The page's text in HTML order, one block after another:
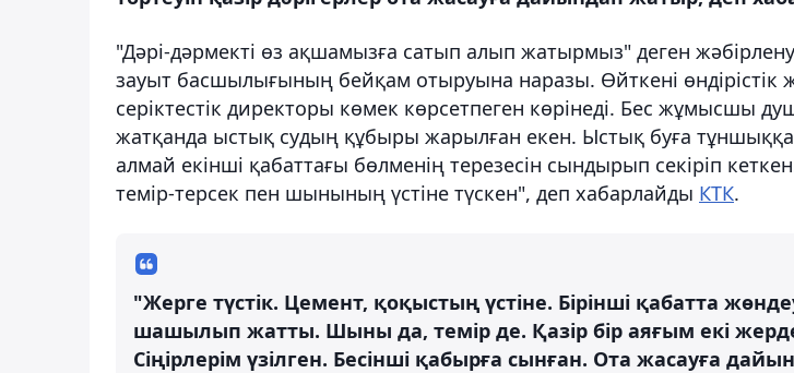
"Дәрі-дәрмекті өз ақшамызға сатып алып жатырмыз" деген
зауыт басшылығының бейқам отыруына наразы. Өйткені өндірістік
серіктестік директоры көмек көрсетпеген көрінеді. Бес жұмысшы
жатқанда ыстық судың құбыры жарылған екен. Ыстық буға
алмай екінші қабаттағы бөлменің терезесін сындырып секіріп
темір-терсек пен шынының үстіне түскен", деп хабарлайды КТК.
"Жерге түстік. Цемент, қоқыстың үстіне. Бірінші қабатта
шашылып жатты. Шыны да, темір де. Қазір бір аяғым екі
Сіңірлерім үзілген. Бесінші қабырға сынған. Ота жасауға